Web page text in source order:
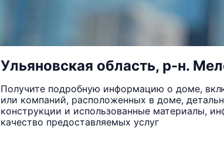
Ульяновская область, р-н.
Получите подробную информацию о доме,
или компаний, расположенных в доме,
конструкции и использованные материалы,
качество предоставляемых услуг